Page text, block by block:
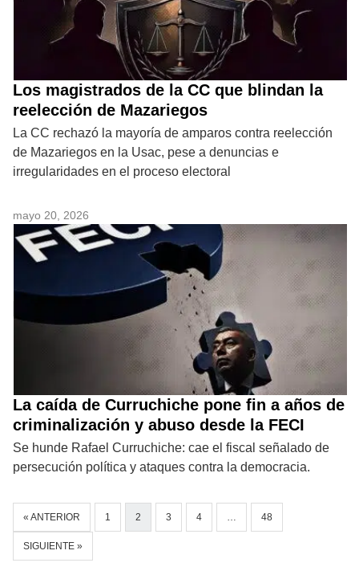
Los magistrados de la CC que blindan la
reelección de Mazariegos
La CC rechazó la mayoría de amparos contra reelección
de Mazariegos en la Usac, pese a denuncias e
irregularidades en el proceso electoral
mayo 20, 2026
La caída de Curruchiche pone fin a años de
criminalización y abuso desde la FECI
Se hunde Rafael Curruchiche: cae el fiscal señalado de
persecución política y ataques contra la democracia.
« ANTERIOR 1 2 3 4 … 48
SIGUIENTE »